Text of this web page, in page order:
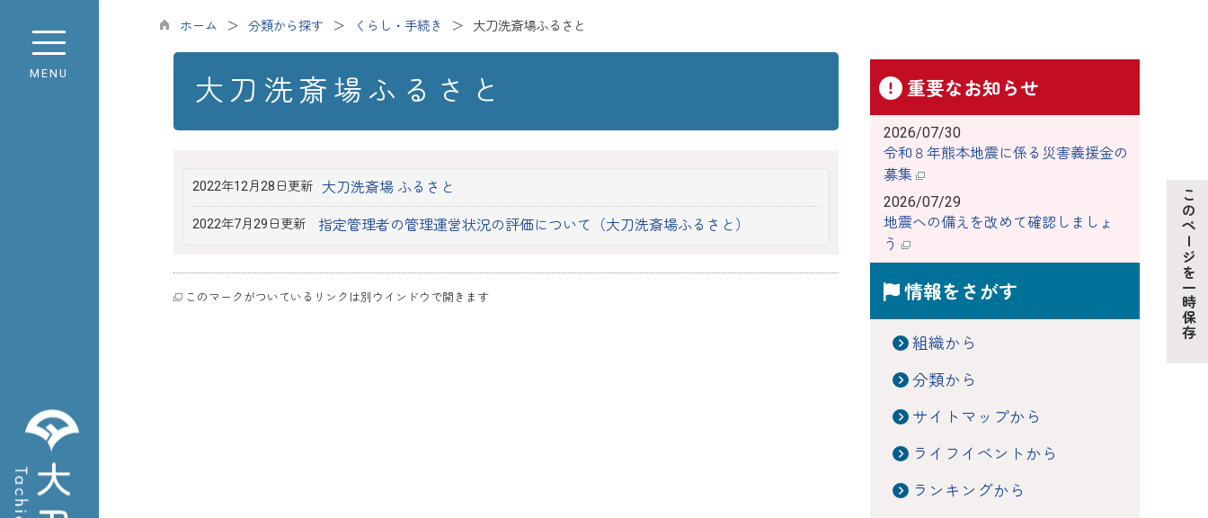
MENU
ホーム 分類から探す くらし・手続き 大刀洗斎場ふるさと
大刀洗斎場ふるさと
2022年12月28日更新 大刀洗斎場 ふるさと
2022年7月29日更新 指定管理者の管理運営状況の評価について（大刀洗斎場ふるさと）
このマークがついているリンクは別ウインドウで開きます
重要なお知らせ
2026/07/30
令和８年熊本地震に係る災害義援金の
募集
2026/07/29
地震への備えを改めて確認しましょ
う
情報をさがす
組織から
分類から
サイトマップから
ライフイベントから
ランキングから
このページを一時保存